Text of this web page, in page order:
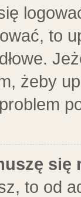
to
żeby
się
to od